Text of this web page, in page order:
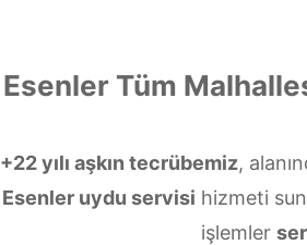
Esenler Tüm
+22 yılı aşkın tecrübemiz,
Esenler uydu servisi hizmeti
işlemler